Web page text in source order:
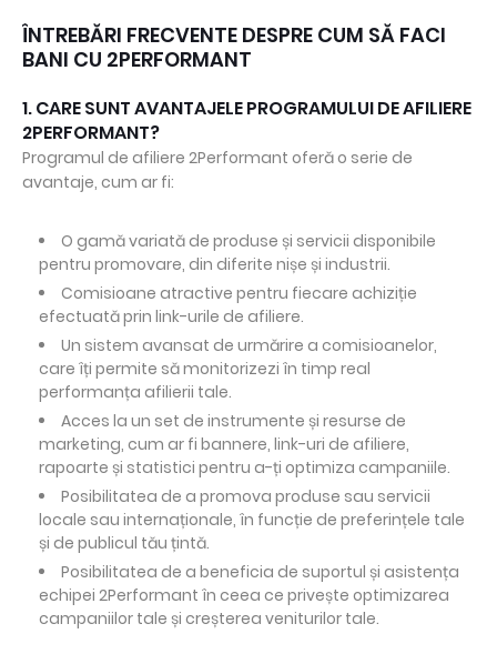
ÎNTREBĂRI FRECVENTE DESPRE CUM SĂ FACI
BANI CU 2PERFORMANT
1. CARE SUNT AVANTAJELE PROGRAMULUI DE AFILIERE
2PERFORMANT?
Programul de afiliere 2Performant oferă o serie de
avantaje, cum ar fi:
O gamă variată de produse și servicii disponibile
pentru promovare, din diferite nișe și industrii.
Comisioane atractive pentru fiecare achiziție
efectuată prin link-urile de afiliere.
Un sistem avansat de urmărire a comisioanelor,
care îți permite să monitorizezi în timp real
performanța afilierii tale.
Acces la un set de instrumente și resurse de
marketing, cum ar fi bannere, link-uri de afiliere,
rapoarte și statistici pentru a-ți optimiza campaniile.
Posibilitatea de a promova produse sau servicii
locale sau internaționale, în funcție de preferințele tale
și de publicul tău țintă.
Posibilitatea de a beneficia de suportul și asistența
echipei 2Performant în ceea ce privește optimizarea
campaniilor tale și creșterea veniturilor tale.